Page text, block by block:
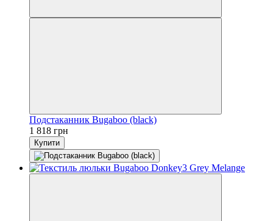
Подстаканник Bugaboo (black)
1 818 грн
Купити